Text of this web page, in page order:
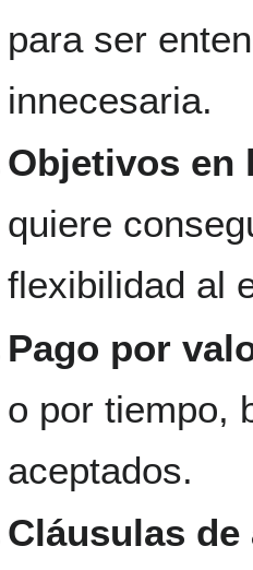
para ser
innecesaria.
Objetivos en
quiere
flexibilidad al
Pago por
o por tiempo,
aceptados.
Cláusulas